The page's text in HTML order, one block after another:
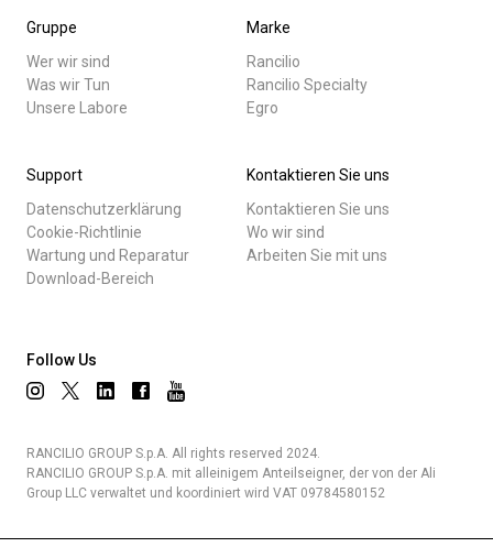
Gruppe
Wer wir sind
Was wir Tun
Unsere Labore
Marke
Rancilio
Rancilio Specialty
Egro
Support
Datenschutzerklärung
Cookie-Richtlinie
Wartung und Reparatur
Download-Bereich
Kontaktieren Sie uns
Kontaktieren Sie uns
Wo wir sind
Arbeiten Sie mit uns
Follow Us
RANCILIO GROUP S.p.A. All rights reserved 2024.
RANCILIO GROUP S.p.A. mit alleinigem Anteilseigner, der von der Ali
Group LLC verwaltet und koordiniert wird VAT 09784580152